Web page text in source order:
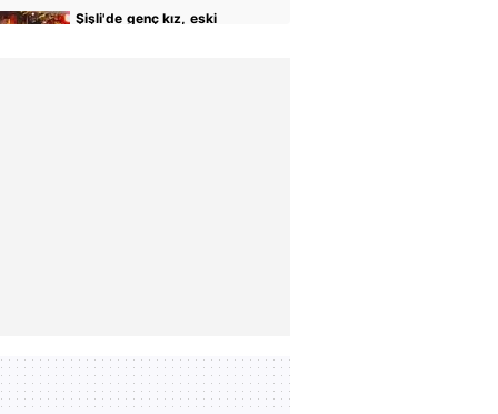
Şişli'de genç kız, eski
Uşak'ta otomobil takla attı!
Sürücü hayatını kaybetti |